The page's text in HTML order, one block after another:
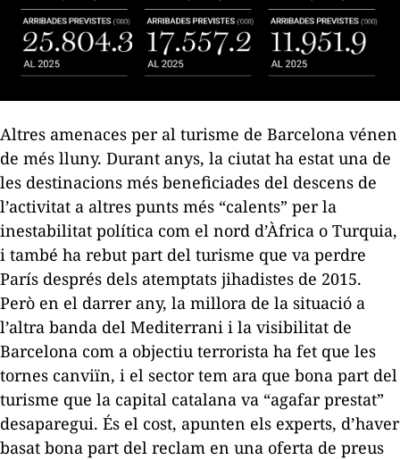
Altres amenaces per al turisme de Barcelona vénen
de més lluny. Durant anys, la ciutat ha estat una de
les destinacions més beneficiades del descens de
l’activitat a altres punts més “calents” per la
inestabilitat política com el nord d’Àfrica o Turquia,
i també ha rebut part del turisme que va perdre
París després dels atemptats jihadistes de 2015.
Però en el darrer any, la millora de la situació a
l’altra banda del Mediterrani i la visibilitat de
Barcelona com a objectiu terrorista ha fet que les
tornes canviïn, i el sector tem ara que bona part del
turisme que la capital catalana va “agafar prestat”
desaparegui. És el cost, apunten els experts, d’haver
basat bona part del reclam en una oferta de preus